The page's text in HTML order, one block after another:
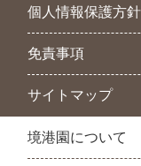
個人情報保護方針
免責事項
サイトマップ
境港園について